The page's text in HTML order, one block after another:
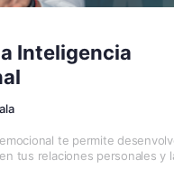
Inteligencia
te permite
tus relaciones personales y